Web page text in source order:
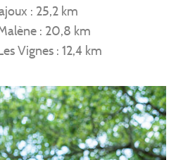
: 25,2 km
: 20,8 km
Vignes : 12,4 km